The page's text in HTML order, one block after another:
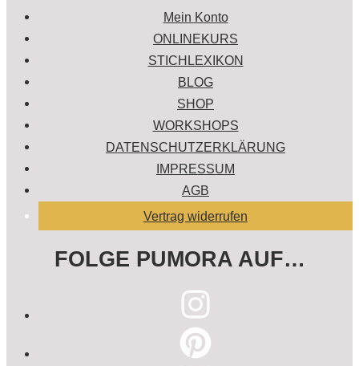
Mein Konto
ONLINEKURS
STICHLEXIKON
BLOG
SHOP
WORKSHOPS
DATENSCHUTZERKLÄRUNG
IMPRESSUM
AGB
Vertrag widerrufen
FOLGE PUMORA AUF…